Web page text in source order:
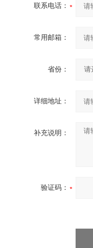
联系电话：
常用邮箱：
省份：
详细地址：
补充说明：
验证码：